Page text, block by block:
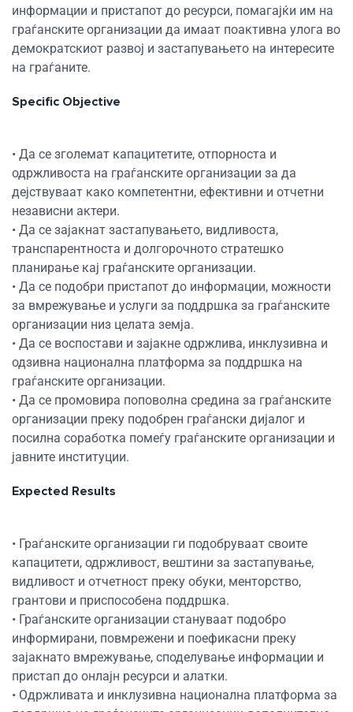
информации и пристапот до ресурси, помагајќи им на
граѓанските организации да имаат поактивна улога во
демократскиот развој и застапувањето на интересите
на граѓаните.
Specific Objective
• Да се зголемат капацитетите, отпорноста и
одржливоста на граѓанските организации за да
дејствуваат како компетентни, ефективни и отчетни
независни актери.
• Да се зајакнат застапувањето, видливоста,
транспарентноста и долгорочното стратешко
планирање кај граѓанските организации.
• Да се подобри пристапот до информации, можности
за вмрежување и услуги за поддршка за граѓанските
организации низ целата земја.
• Да се воспостави и зајакне одржлива, инклузивна и
одзивна национална платформа за поддршка на
граѓанските организации.
• Да се промовира поповолна средина за граѓанските
организации преку подобрен граѓански дијалог и
посилна соработка помеѓу граѓанските организации и
јавните институции.
Expected Results
• Граѓанските организации ги подобруваат своите
капацитети, одржливост, вештини за застапување,
видливост и отчетност преку обуки, менторство,
грантови и приспособена поддршка.
• Граѓанските организации стануваат подобро
информирани, повмрежени и поефикасни преку
зајакнато вмрежување, споделување информации и
пристап до онлајн ресурси и алатки.
• Одржливата и инклузивна национална платформа за